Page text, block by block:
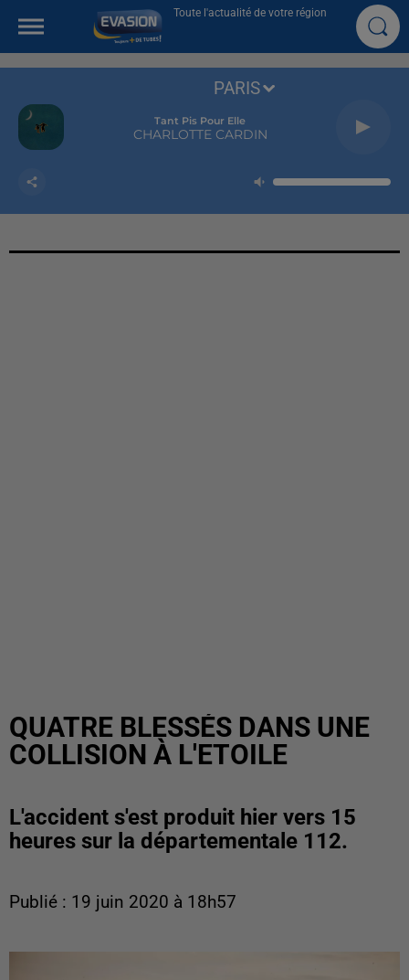
Toute l'actualité de votre région
Tant Pis Pour Elle
CHARLOTTE CARDIN
PARIS
QUATRE BLESSÉS DANS UNE
COLLISION À L'ETOILE
L'accident s'est produit hier vers 15
heures sur la départementale 112.
Publié : 19 juin 2020 à 18h57